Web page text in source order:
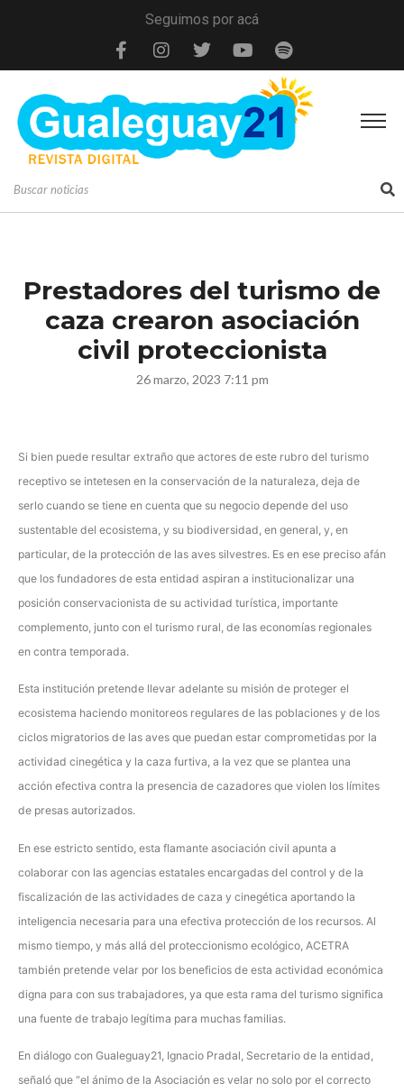
Seguimos por acá
Prestadores del turismo de
caza crearon asociación
civil proteccionista
26 marzo, 2023 7:11 pm
Si bien puede resultar extraño que actores de este rubro del turismo
receptivo se intetesen en la conservación de la naturaleza, deja de
serlo cuando se tiene en cuenta que su negocio depende del uso
sustentable del ecosistema, y su biodiversidad, en general, y, en
particular, de la protección de las aves silvestres. Es en ese preciso afán
que los fundadores de esta entidad aspiran a institucionalizar una
posición conservacionista de su actividad turística, importante
complemento, junto con el turismo rural, de las economías regionales
en contra temporada.
Esta institución pretende llevar adelante su misión de proteger el
ecosistema haciendo monitoreos regulares de las poblaciones y de los
ciclos migratorios de las aves que puedan estar comprometidas por la
actividad cinegética y la caza furtiva, a la vez que se plantea una
acción efectiva contra la presencia de cazadores que violen los límites
de presas autorizados.
En ese estricto sentido, esta flamante asociación civil apunta a
colaborar con las agencias estatales encargadas del control y de la
fiscalización de las actividades de caza y cinegética aportando la
inteligencia necesaria para una efectiva protección de los recursos. Al
mismo tiempo, y más allá del proteccionismo ecológico, ACETRA
también pretende velar por los beneficios de esta actividad económica
digna para con sus trabajadores, ya que esta rama del turismo significa
una fuente de trabajo legítima para muchas familias.
En diálogo con Gualeguay21, Ignacio Pradal, Secretario de la entidad,
señaló que “el ánimo de la Asociación es velar no solo por el correcto